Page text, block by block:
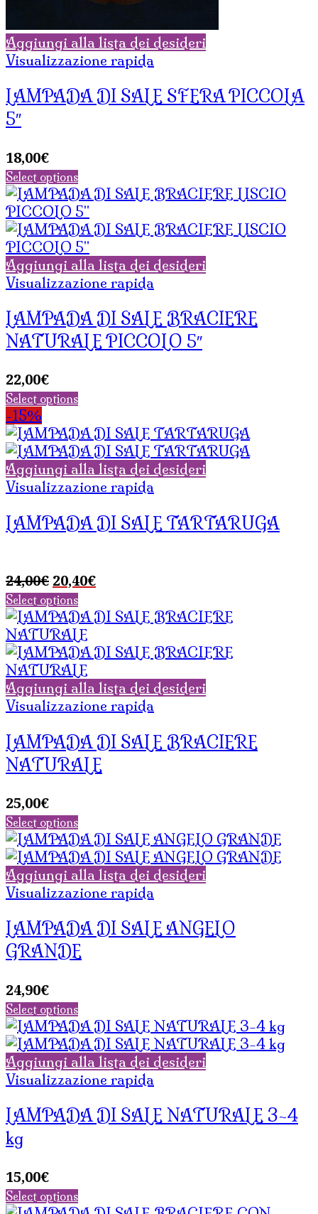
Aggiungi alla lista dei desideri
Visualizzazione rapida
LAMPADA DI SALE SFERA PICCOLA
5″
18,00€
Select options
Aggiungi alla lista dei desideri
Visualizzazione rapida
LAMPADA DI SALE BRACIERE
NATURALE PICCOLO 5″
22,00€
Select options
-15%
Aggiungi alla lista dei desideri
Visualizzazione rapida
LAMPADA DI SALE TARTARUGA
24,00€ Il
prezzo
originale
era:
24,00€.
20,40€Il
attuale
20,40€.
Select options
Aggiungi alla lista dei desideri
Visualizzazione rapida
LAMPADA DI SALE BRACIERE
NATURALE
25,00€
Select options
Aggiungi alla lista dei desideri
Visualizzazione rapida
LAMPADA DI SALE ANGELO
GRANDE
24,90€
Select options
Aggiungi alla lista dei desideri
Visualizzazione rapida
LAMPADA DI SALE NATURALE 3-4
kg
15,00€
Select options